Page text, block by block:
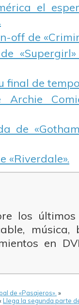
el
off de
final de
Archie
de
«Riverdale».
los
música,
en
de «Pasajeros». »
Llega la segunda parte